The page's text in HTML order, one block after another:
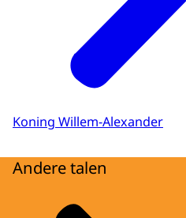
Koning Willem-Alexander
Andere talen